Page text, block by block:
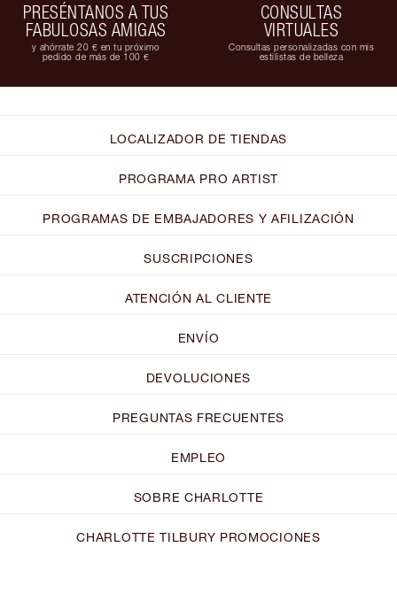
PRESÉNTANOS A TUS
FABULOSAS AMIGAS
y ahórrate 20 € en tu próximo
pedido de más de 100 €
CONSULTAS
VIRTUALES
Consultas personalizadas con mis
estilistas de belleza
LOCALIZADOR DE TIENDAS
PROGRAMA PRO ARTIST
PROGRAMAS DE EMBAJADORES Y AFILIZACIÓN
SUSCRIPCIONES
ATENCIÓN AL CLIENTE
ENVÍO
DEVOLUCIONES
PREGUNTAS FRECUENTES
EMPLEO
SOBRE CHARLOTTE
CHARLOTTE TILBURY PROMOCIONES